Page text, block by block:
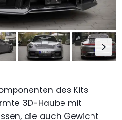
des Kits
3D-Haube mit
die auch Gewicht